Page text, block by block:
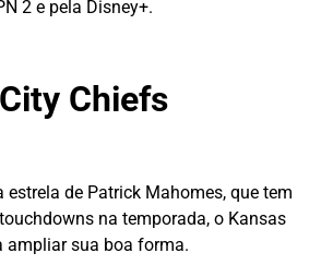
2 e pela Disney+.
Chiefs
estrela de Patrick Mahomes, que tem
na temporada, o Kansas
ampliar sua boa forma.